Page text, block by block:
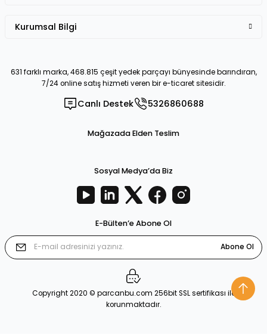
631 farklı marka, 468.815 çeşit yedek parçayı bünyesinde barındıran,
7/24 online satış hizmeti veren bir e-ticaret sitesidir.
Canlı Destek 5326860688
Kurumsal Bilgi
Mağazada Elden Teslim
Sosyal Medya’da Biz
E-Bülten’e Abone Ol
Abone Ol
Copyright 2020 © parcanbu.com 256bit SSL sertifikası ile
korunmaktadır.